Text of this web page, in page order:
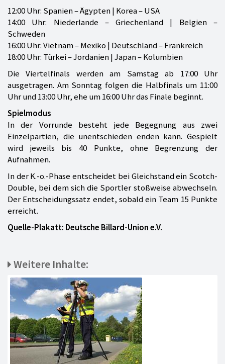
12:00 Uhr: Spanien – Ägypten | Korea – USA
14:00 Uhr: Niederlande – Griechenland | Belgien –
Schweden
16:00 Uhr: Vietnam – Mexiko | Deutschland – Frankreich
18:00 Uhr: Türkei – Jordanien | Japan – Kolumbien
Die Viertelfinals werden am Samstag ab 17:00 Uhr
ausgetragen. Am Sonntag folgen die Halbfinals um 11:00
Uhr und 13:00 Uhr, ehe um 16:00 Uhr das Finale beginnt.
Spielmodus
In der Vorrunde besteht jede Begegnung aus zwei
Einzelpartien, die unentschieden enden kann. Gespielt
wird jeweils bis 40 Punkte, ohne Begrenzung der
Aufnahmen.
In der K.-o.-Phase entscheidet bei Gleichstand ein Scotch-
Double, bei dem sich die Sportler stoßweise abwechseln.
Der Entscheidungssatz endet, sobald ein Team 15 Punkte
erreicht.
Quelle-Plakatt: Deutsche Billard-Union e.V.
Weitere Inhalte: